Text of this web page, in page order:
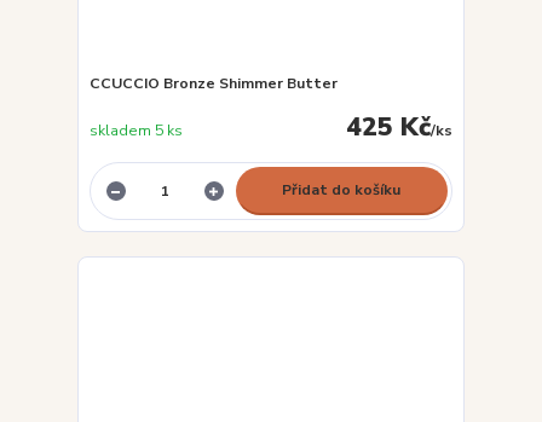
CCUCCIO Bronze Shimmer Butter
425 Kč/ks
skladem 5 ks
Přidat do košíku